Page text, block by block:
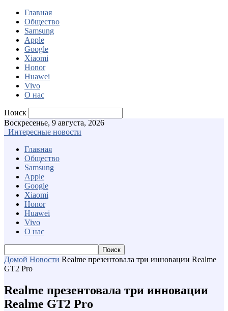
Главная
Общество
Samsung
Apple
Google
Xiaomi
Honor
Huawei
Vivo
О нас
Поиск
Воскресенье, 9 августа, 2026
Интересные новости
Главная
Общество
Samsung
Apple
Google
Xiaomi
Honor
Huawei
Vivo
О нас
Домой Новости Realme презентовала три инновации Realme
GT2 Pro
Realme презентовала три инновации
Realme GT2 Pro